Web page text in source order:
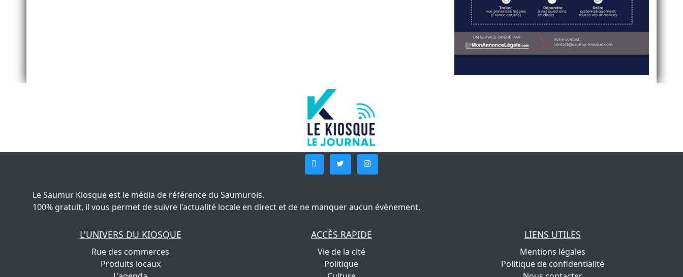
Le Saumur Kiosque est le média de référence du Saumurois.
100% gratuit, il vous permet de suivre l'actualité locale en direct et de ne manquer aucun évènement.
L'UNIVERS DU KIOSQUE
Rue des commerces
Produits locaux
ACCÈS RAPIDE
Vie de la cité
Politique
LIENS UTILES
Mentions légales
Politique de confidentialité